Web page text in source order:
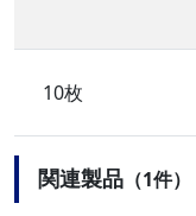
10枚
関連製品 （1件）